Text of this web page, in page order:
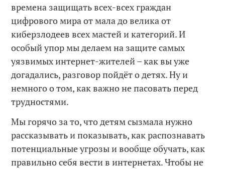
времена защищать всех-всех граждан
цифрового мира от мала до велика от
киберзлодеев всех мастей и категорий. И
особый упор мы делаем на защите самых
уязвимых интернет-жителей – как вы уже
догадались, разговор пойдёт о детях. Ну и
немного о том, как важно не пасовать перед
трудностями.
Мы горячо за то, что детям сызмала нужно
рассказывать и показывать, как распознавать
потенциальные угрозы и вообще обучать, как
правильно себя вести в интернетах. Чтобы не